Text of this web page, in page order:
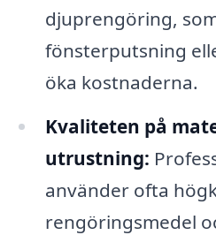
djuprengöring,
fönsterputsning
öka kostnaderna.
Kvaliteten på
utrustning:
använder ofta
rengöringsmedel